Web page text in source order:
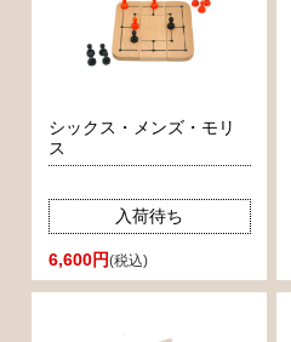
シックス・メンズ・モリ
ス
入荷待ち
6,600円(税込)